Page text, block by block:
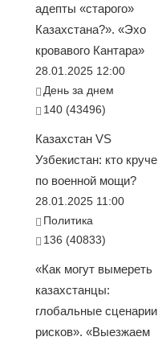
адепты «старого»
Казахстана?». «Эхо
кровавого Кантара»
28.01.2025 12:00
День за днем
140 (43496)
Казахстан VS
Узбекистан: кто круче
по военной мощи?
28.01.2025 11:00
Политика
136 (40833)
«Как могут вымереть
казахстанцы:
глобальные сценарии
рисков». «Выезжаем